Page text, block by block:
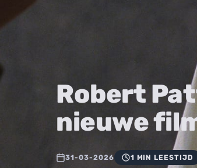
Robert
nieuwe
31-03-2026 1 MIN LEESTIJD